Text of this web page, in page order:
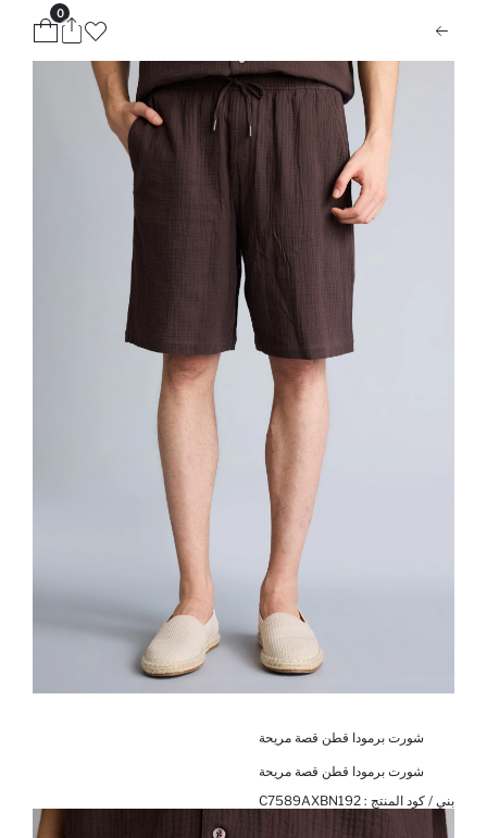
0
شورت برمودا قطن قصة مريحة
شورت برمودا قطن قصة مريحة
بني / كود المنتج : C7589AXBN192